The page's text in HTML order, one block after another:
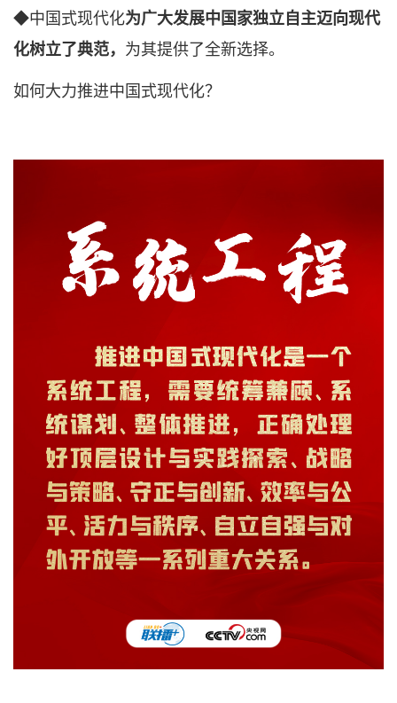
◆中国式现代化为广大发展中国家独立自主迈向现代
化树立了典范， 为其提供了全新选择。
如何大力推进中国式现代化？